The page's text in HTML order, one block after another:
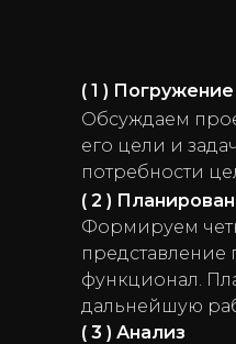
( 1 )
Обсуждаем
его цели и
потребности
( 2 )
Формируем
представление
функционал.
дальнейшую
( 3 ) Анализ